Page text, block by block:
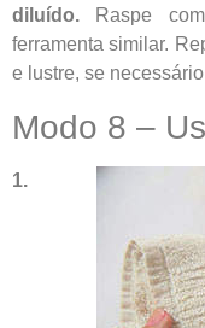
diluído. Raspe
ferramenta similar.
e lustre, se
Modo 8 –
1.